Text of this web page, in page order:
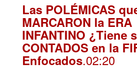
Las POLÉMICAS
MARCARON la ERA
INFANTINO ¿Tiene
CONTADOS en la
Enfocados.02:20